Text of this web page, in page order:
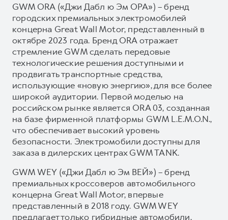
GWM ORA («Джи Дабл ю Эм ОРА») – бренд
городских премиальных электромобилей
концерна Great Wall Motor, представленный в
октябре 2023 года. Бренд ORA отражает
стремление GWM сделать передовые
технологические решения доступными и
продвигать транспортные средства,
использующие «новую энергию», для все более
широкой аудитории. Первой моделью на
российском рынке является ORA 03, созданная
на базе фирменной платформы GWM L.E.M.O.N.,
что обеспечивает высокий уровень
безопасности. Электромобили доступны для
заказа в дилерских центрах GWM TANK.
GWM WEY («Джи Дабл ю Эм ВЕЙ») – бренд
премиальных кроссоверов автомобильного
концерна Great Wall Motor, впервые
представленный в 2018 году. GWM WEY
предлагает только гибридные автомобили,